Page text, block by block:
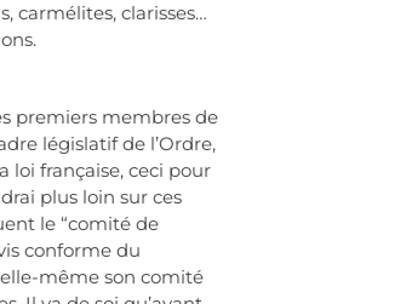
carmélites, clarisses…
premiers membres de
législatif de l’Ordre,
loi française, ceci pour
plus loin sur ces
le “comité de
conforme du
même son comité